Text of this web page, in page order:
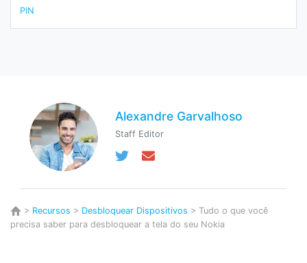
PIN
Alexandre Garvalhoso
Staff Editor
> Recursos > Desbloquear Dispositivos > Tudo o que você
precisa saber para desbloquear a tela do seu Nokia